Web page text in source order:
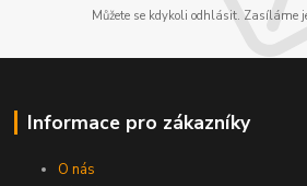
Můžete se kdykoli odhlásit. Zasíláme
Informace pro zákazníky
O nás